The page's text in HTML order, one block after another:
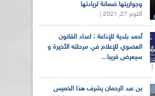
وجواريتها ضمانة لريادتها
أكتوبر 27, 2021 |
أحمد بلدية للإذاعة : اعداد القانون
العضوي للإعلام في مرحلته الأخيرة و
سيعرض قريبا...
بن عبد الرحمان يشرف هذا الخميس